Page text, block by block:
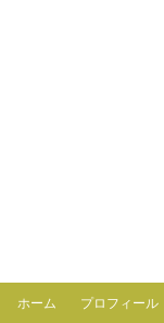
ホーム プロフィール